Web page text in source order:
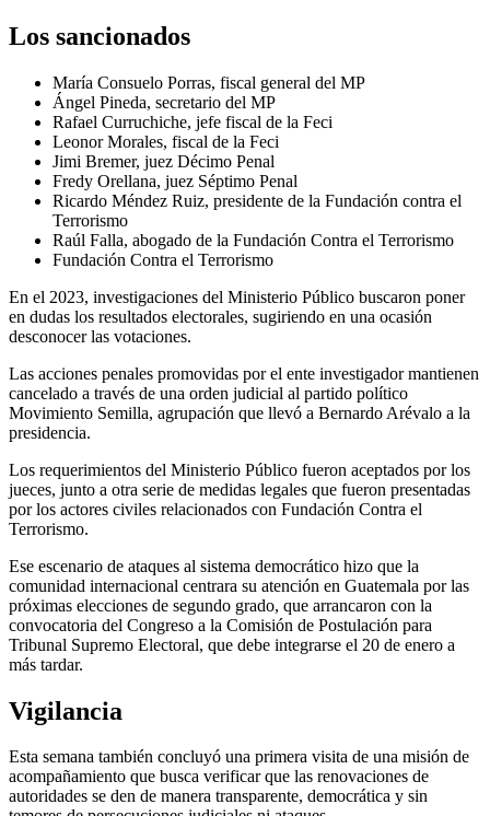
Los sancionados
María Consuelo Porras, fiscal general del MP
Ángel Pineda, secretario del MP
Rafael Curruchiche, jefe fiscal de la Feci
Leonor Morales, fiscal de la Feci
Jimi Bremer, juez Décimo Penal
Fredy Orellana, juez Séptimo Penal
Ricardo Méndez Ruiz, presidente de la Fundación contra el
Terrorismo
Raúl Falla, abogado de la Fundación Contra el Terrorismo
Fundación Contra el Terrorismo
En el 2023, investigaciones del Ministerio Público buscaron poner
en dudas los resultados electorales, sugiriendo en una ocasión
desconocer las votaciones.
Las acciones penales promovidas por el ente investigador mantienen
cancelado a través de una orden judicial al partido político
Movimiento Semilla, agrupación que llevó a Bernardo Arévalo a la
presidencia.
Los requerimientos del Ministerio Público fueron aceptados por los
jueces, junto a otra serie de medidas legales que fueron presentadas
por los actores civiles relacionados con Fundación Contra el
Terrorismo.
Ese escenario de ataques al sistema democrático hizo que la
comunidad internacional centrara su atención en Guatemala por las
próximas elecciones de segundo grado, que arrancaron con la
convocatoria del Congreso a la Comisión de Postulación para
Tribunal Supremo Electoral, que debe integrarse el 20 de enero a
más tardar.
Vigilancia
Esta semana también concluyó una primera visita de una misión de
acompañamiento que busca verificar que las renovaciones de
autoridades se den de manera transparente, democrática y sin